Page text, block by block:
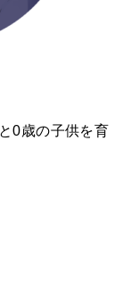
0歳の子供を育